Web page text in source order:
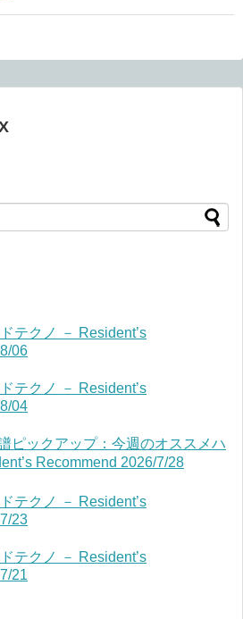
テクノ － Resident’s
06
テクノ － Resident’s
04
ピックアップ：今週のオススメハ
Recommend 2026/7/28
テクノ － Resident’s
23
テクノ － Resident’s
21